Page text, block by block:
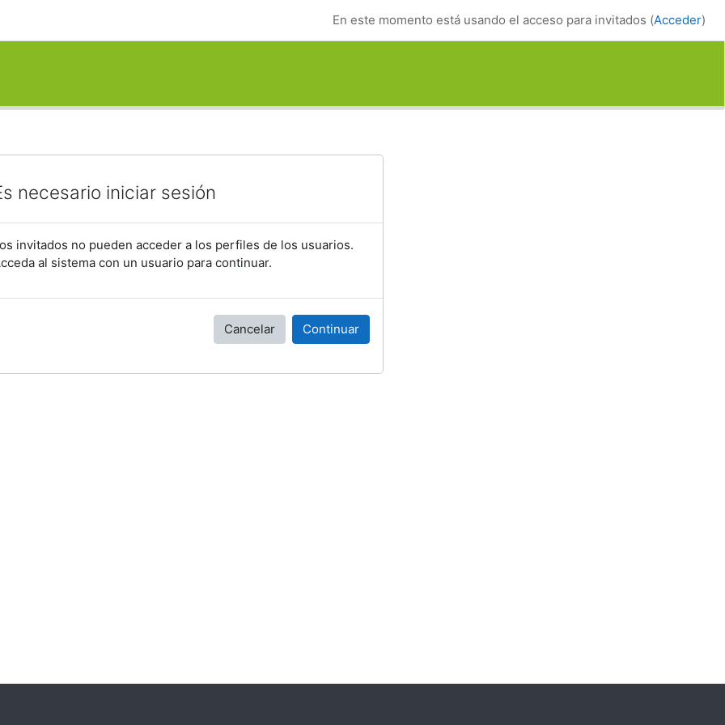
En este momento está usando el acceso para invitados (Acceder)
necesario iniciar sesión
invitados no pueden acceder a los perfiles de los usuarios.
al sistema con un usuario para continuar.
Cancelar Continuar